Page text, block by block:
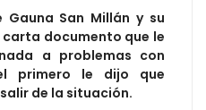
Gauna San Millán y su
documento que le
a problemas con
primero le dijo que
de la situación.